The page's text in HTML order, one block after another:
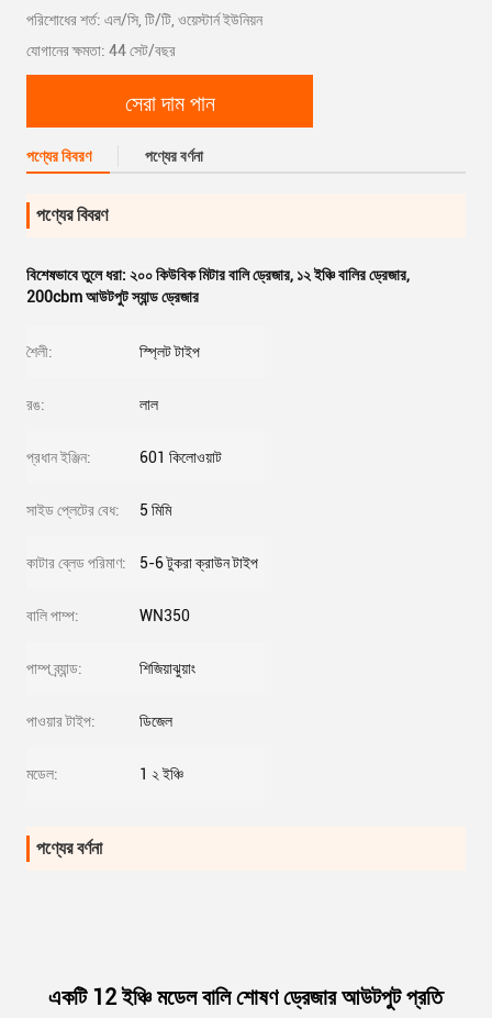
পরিশোধের শর্ত: এল/সি, টি/টি, ওয়েস্টার্ন ইউনিয়ন
যোগানের ক্ষমতা: 44 সেট/বছর
সেরা দাম পান
পণ্যের বিবরণ পণ্যের বর্ণনা
পণ্যের বিবরণ
বিশেষভাবে তুলে ধরা: ২০০ কিউবিক মিটার বালি ড্রেজার, ১২ ইঞ্চি বালির ড্রেজার,
200cbm আউটপুট স্যান্ড ড্রেজার
শৈলী: স্প্লিট টাইপ
রঙ: লাল
প্রধান ইঞ্জিন: 601 কিলোওয়াট
সাইড প্লেটের বেধ: 5 মিমি
কাটার ব্লেড পরিমাণ: 5-6 টুকরা ক্রাউন টাইপ
বালি পাম্প: WN350
পাম্প ব্র্যান্ড: শিজিয়াঝুয়াং
পাওয়ার টাইপ: ডিজেল
মডেল: 1 ২ ইঞ্চি
পণ্যের বর্ণনা
একটি 12 ইঞ্চি মডেল বালি শোষণ ড্রেজার আউটপুট প্রতি